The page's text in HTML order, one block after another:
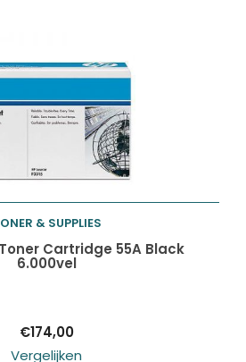
aan
& SUPPLIES
Toner Cartridge 55A Black
6.000vel
€174,00
Vergelijken